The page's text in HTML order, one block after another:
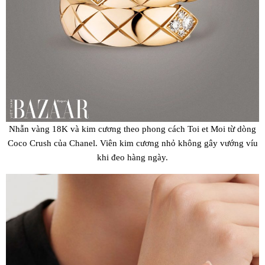
Nhẫn vàng 18K và kim cương theo phong cách Toi et Moi từ dòng
Coco Crush của Chanel. Viên kim cương nhỏ không gây vướng víu
khi đeo hàng ngày.